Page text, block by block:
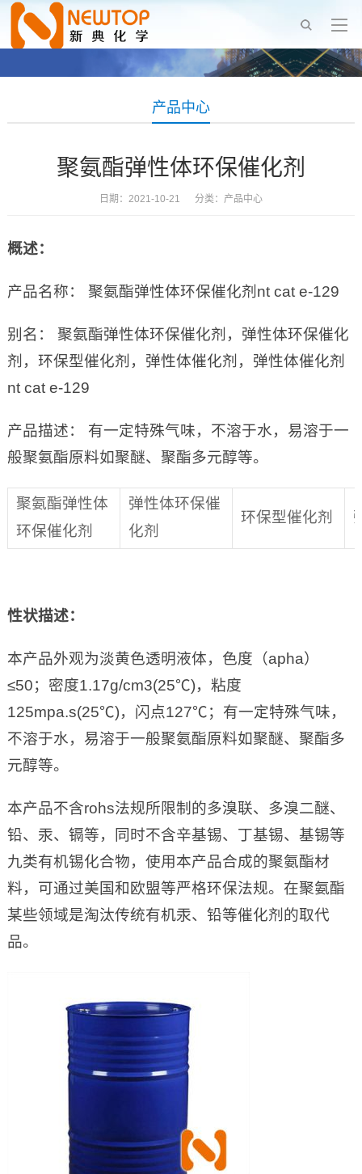
产品中心
聚氨酯弹性体环保催化剂
日期：2021-10-21 分类： 产品中心
概述：
产品名称： 聚氨酯弹性体环保催化剂nt cat e-129
别名： 聚氨酯弹性体环保催化剂，弹性体环保催化
剂，环保型催化剂，弹性体催化剂，弹性体催化剂
nt cat e-129
产品描述： 有一定特殊气味，不溶于水，易溶于一
般聚氨酯原料如聚醚、聚酯多元醇等。
聚氨酯弹性体
环保催化剂
弹性体环保催
化剂
环保型催化剂
性状描述：
本产品外观为淡黄色透明液体，色度（apha）
≤50；密度1.17g/cm3(25℃)，粘度
125mpa.s(25℃)，闪点127℃；有一定特殊气味，
不溶于水，易溶于一般聚氨酯原料如聚醚、聚酯多
元醇等。
本产品不含rohs法规所限制的多溴联、多溴二醚、
铅、汞、镉等，同时不含辛基锡、丁基锡、基锡等
九类有机锡化合物，使用本产品合成的聚氨酯材
料，可通过美国和欧盟等严格环保法规。在聚氨酯
某些领域是淘汰传统有机汞、铅等催化剂的取代
品。